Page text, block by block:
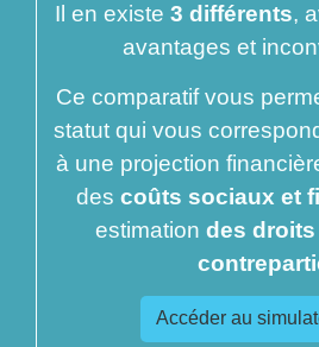
Il en existe 3 différents,
avantages et
Ce comparatif vous
statut qui vous
à une projection
des coûts sociaux et
estimation des
Accéder au